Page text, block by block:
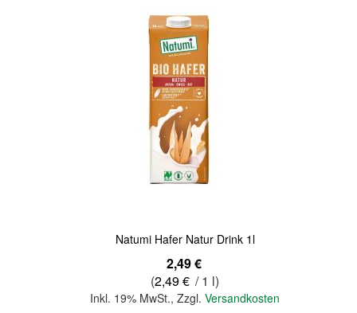
Natumi Hafer Natur Drink 1l
2,49 €
(2,49 € / 1 l)
Inkl. 19% MwSt.,Zzgl.Versandkosten